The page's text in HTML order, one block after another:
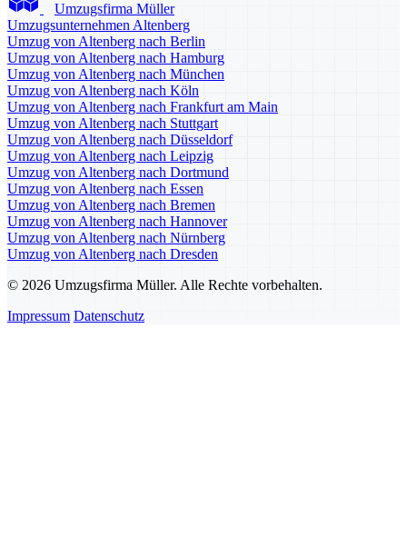
Umzugsfirma Müller
Umzugsunternehmen Altenberg
Umzug von Altenberg nach Berlin
Umzug von Altenberg nach Hamburg
Umzug von Altenberg nach München
Umzug von Altenberg nach Köln
Umzug von Altenberg nach Frankfurt am Main
Umzug von Altenberg nach Stuttgart
Umzug von Altenberg nach Düsseldorf
Umzug von Altenberg nach Leipzig
Umzug von Altenberg nach Dortmund
Umzug von Altenberg nach Essen
Umzug von Altenberg nach Bremen
Umzug von Altenberg nach Hannover
Umzug von Altenberg nach Nürnberg
Umzug von Altenberg nach Dresden
© 2026 Umzugsfirma Müller. Alle Rechte vorbehalten.
Impressum Datenschutz